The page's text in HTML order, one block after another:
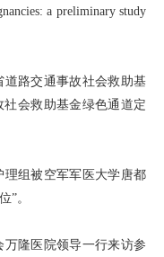
a preliminary study
道路交通事故社会救助基
会救助基金绿色通道定
理组被空军军医大学唐都
”。
万隆医院领导一行来访参